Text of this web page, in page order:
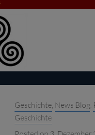
Categories:
Geschichte, News Blog,
Geschichte